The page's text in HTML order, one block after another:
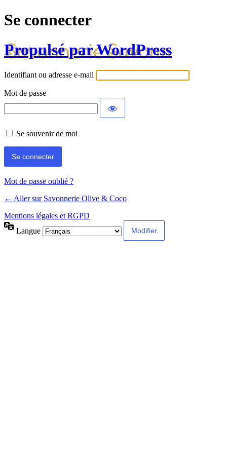
Se connecter
Propulsé par WordPress
Identifiant ou adresse e-mail
Mot de passe
Se souvenir de moi
Mot de passe oublié ?
← Aller sur Savonnerie Olive & Coco
Mentions légales et RGPD
Langue